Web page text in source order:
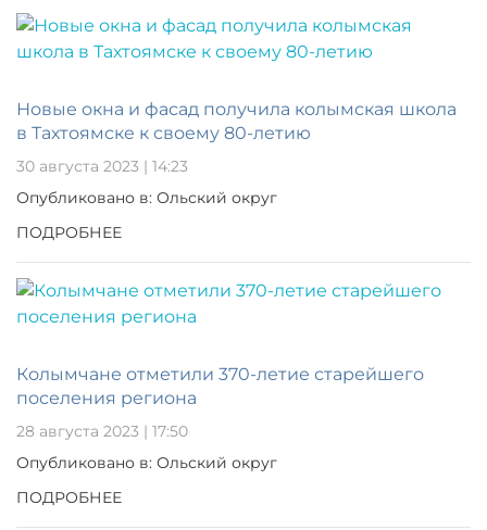
Новые окна и фасад получила колымская школа
в Тахтоямске к своему 80-летию
30 августа 2023 | 14:23
Опубликовано в: Ольский округ
ПОДРОБНЕЕ
Колымчане отметили 370-летие старейшего
поселения региона
28 августа 2023 | 17:50
Опубликовано в: Ольский округ
ПОДРОБНЕЕ